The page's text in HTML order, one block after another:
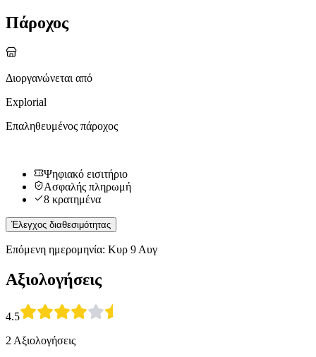
Πάροχος
Διοργανώνεται από
Explorial
Επαληθευμένος πάροχος
Ψηφιακό εισιτήριο
Ασφαλής πληρωμή
8 κρατημένα
Έλεγχος διαθεσιμότητας
Επόμενη ημερομηνία: Κυρ 9 Αυγ
Αξιολογήσεις
4.5
2 Αξιολογήσεις